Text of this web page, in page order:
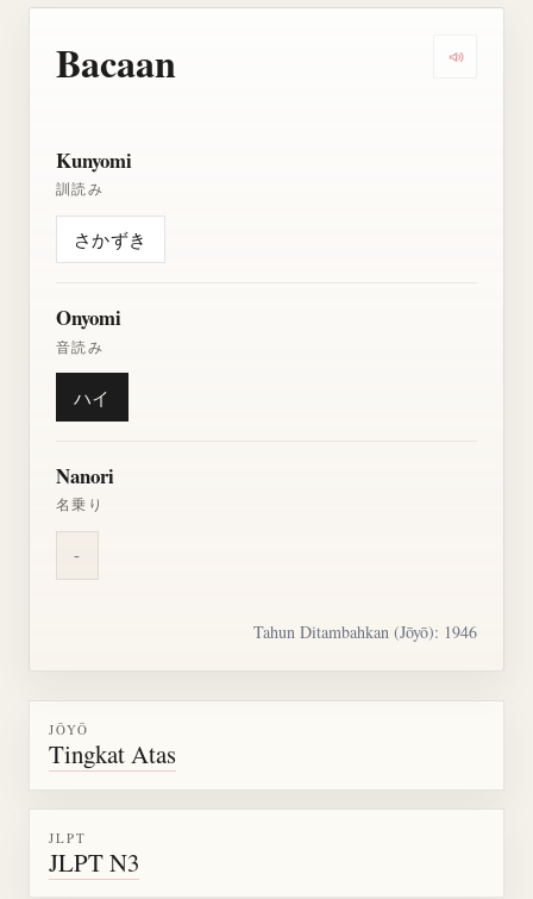
Bacaan
Kunyomi
訓読み
さかずき
Onyomi
音読み
ハイ
Nanori
名乗り
-
Tahun Ditambahkan (Jōyō): 1946
JŌYŌ
Tingkat Atas
JLPT
JLPT N3